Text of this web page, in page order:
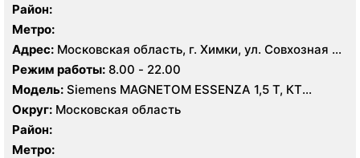
Район:
Метро:
Адрес: Московская область, г. Химки, ул. Совхозная 4,
стр 1
Режим работы: 8.00 - 22.00
Модель: Siemens MAGNETOM ESSENZA 1,5 Т, КТ
Siemens Healthineers 64 среза, УЗИ
Округ: Московская область
Район:
Метро: